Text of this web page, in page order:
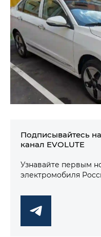
Подписывайтесь
канал EVOLUTE
Узнавайте первым
электромобиля